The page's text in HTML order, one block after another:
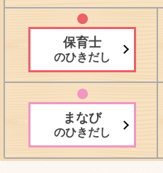
保育士
のひきだし
まなび
のひきだし